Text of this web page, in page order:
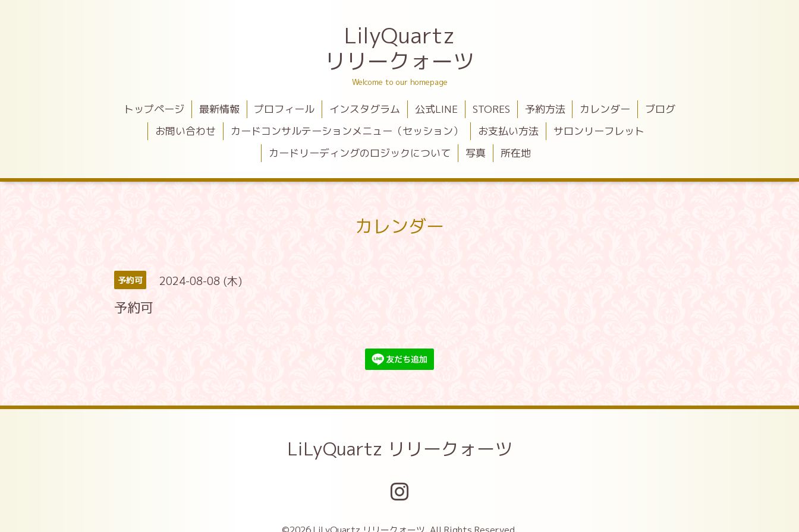
LilyQuartz
リリークォーツ
Welcome to our homepage
トップページ 最新情報 プロフィール インスタグラム 公式LINE STORES 予約方法 カレンダー
ブログ
お問い合わせ
カードコンサルテーションメニュー（セッション） お支払い方法
サロンリーフレット
カードリーディングのロジックについて
写真 所在地
カレンダー
予約可 2024-08-08 (木)
予約可
LiLyQuartz リリークォーツ